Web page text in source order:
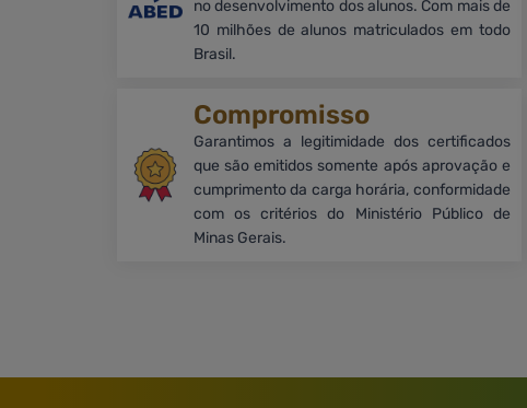
no desenvolvimento dos alunos. Com mais de
10 milhões de alunos matriculados em todo
Brasil.
Compromisso
Garantimos a legitimidade dos certificados
que são emitidos somente após aprovação e
cumprimento da carga horária, conformidade
com os critérios do Ministério Público de
Minas Gerais.